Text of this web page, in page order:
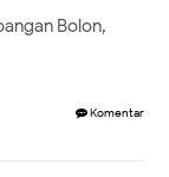
Bolon,
Komentar